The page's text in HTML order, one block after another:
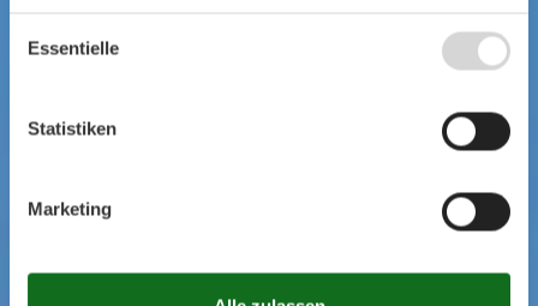
Essentielle
Statistiken
Marketing